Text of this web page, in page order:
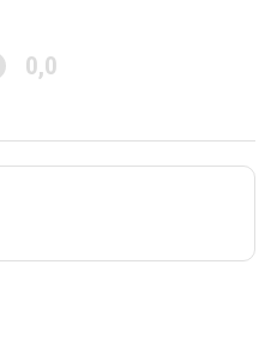
0,0